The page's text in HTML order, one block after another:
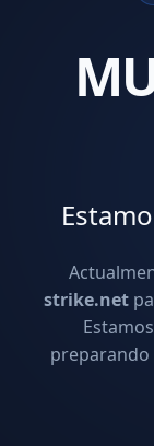
strike.net
preparando